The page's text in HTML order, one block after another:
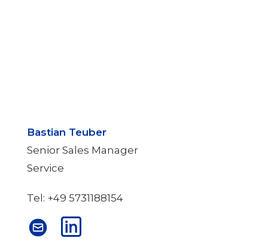
Bastian Teuber
Senior Sales Manager
Service
Tel: +49 5731188154